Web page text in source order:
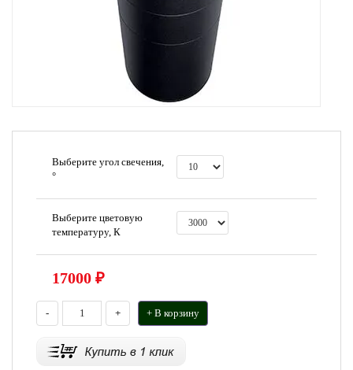
Выберите угол свечения,
°
Выберите цветовую
температуру, К
17000 ₽
- + + В корзину